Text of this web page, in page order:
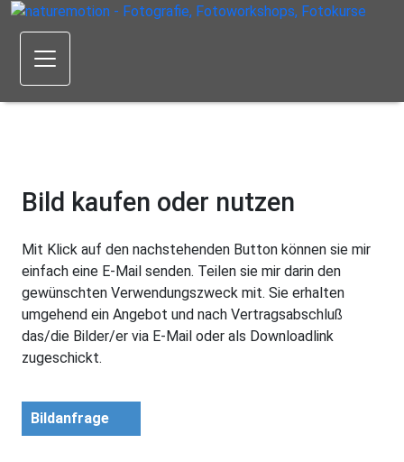
Bild kaufen oder nutzen
Mit Klick auf den nachstehenden Button können sie mir
einfach eine E-Mail senden. Teilen sie mir darin den
gewünschten Verwendungszweck mit. Sie erhalten
umgehend ein Angebot und nach Vertragsabschluß
das/die Bilder/er via E-Mail oder als Downloadlink
zugeschickt.
Bildanfrage